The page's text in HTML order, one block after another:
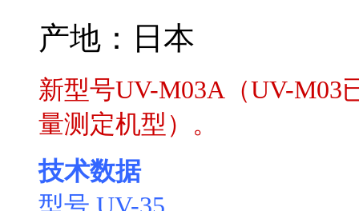
产地：日本
新型号UV-M03A（UV-M03
量测定机型）。
技术数据